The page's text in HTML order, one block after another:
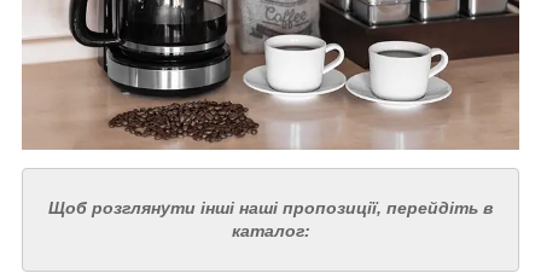
Щоб розглянути інші наші пропозиції, перейдіть в
каталог: